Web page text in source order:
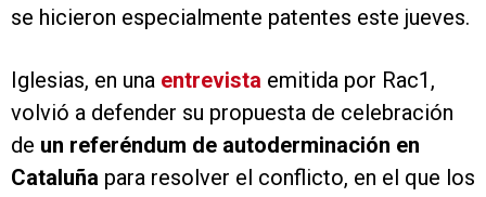
se hicieron especialmente patentes este jueves.
Iglesias, en una entrevista emitida por Rac1,
volvió a defender su propuesta de celebración
de un referéndum de autoderminación en
Cataluña para resolver el conflicto, en el que los